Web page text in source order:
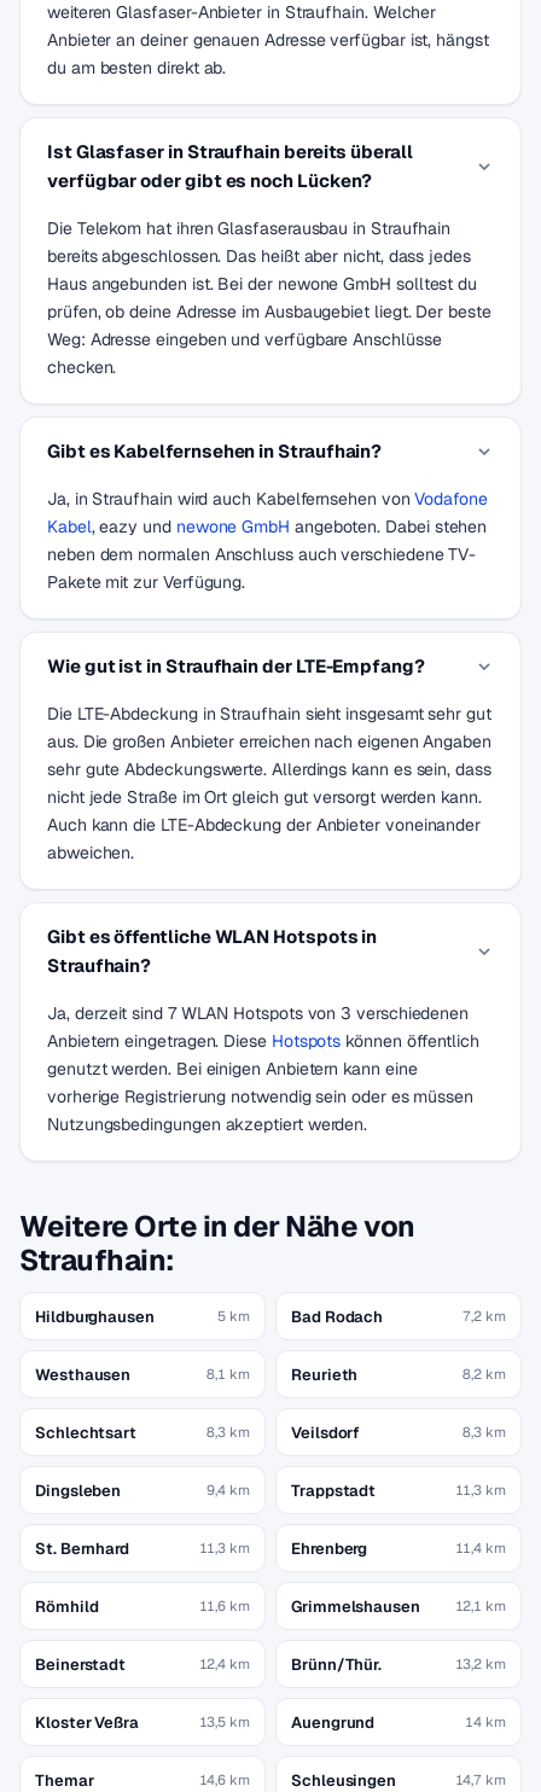
weiteren Glasfaser-Anbieter in Straufhain. Welcher
Anbieter an deiner genauen Adresse verfügbar ist, hängst
du am besten direkt ab.
Ist Glasfaser in Straufhain bereits überall
verfügbar oder gibt es noch Lücken?
Die Telekom hat ihren Glasfaserausbau in Straufhain
bereits abgeschlossen. Das heißt aber nicht, dass jedes
Haus angebunden ist. Bei der newone GmbH solltest du
prüfen, ob deine Adresse im Ausbaugebiet liegt. Der beste
Weg: Adresse eingeben und verfügbare Anschlüsse
checken.
Gibt es Kabelfernsehen in Straufhain?
Ja, in Straufhain wird auch Kabelfernsehen vonVodafone
Kabel, eazy und newone GmbH angeboten. Dabei stehen
neben dem normalen Anschluss auch verschiedene TV-
Pakete mit zur Verfügung.
Wie gut ist in Straufhain der LTE-Empfang?
Die LTE-Abdeckung in Straufhain sieht insgesamt sehr gut
aus. Die großen Anbieter erreichen nach eigenen Angaben
sehr gute Abdeckungswerte. Allerdings kann es sein, dass
nicht jede Straße im Ort gleich gut versorgt werden kann.
Auch kann die LTE-Abdeckung der Anbieter voneinander
abweichen.
Gibt es öffentliche WLAN Hotspots in
Straufhain?
Ja, derzeit sind 7 WLAN Hotspots von 3 verschiedenen
Anbietern eingetragen. Diese Hotspots können öffentlich
genutzt werden. Bei einigen Anbietern kann eine
vorherige Registrierung notwendig sein oder es müssen
Nutzungsbedingungen akzeptiert werden.
Weitere Orte in der Nähe von
Straufhain:
Hildburghausen 5 km Bad Rodach 7,2 km
Westhausen 8,1 km Reurieth 8,2 km
Schlechtsart 8,3 km Veilsdorf 8,3 km
Dingsleben 9,4 km Trappstadt 11,3 km
St. Bernhard 11,3 km Ehrenberg 11,4 km
Römhild 11,6 km Grimmelshausen 12,1 km
Beinerstadt 12,4 km Brünn/Thür. 13,2 km
Kloster Veßra 13,5 km Auengrund 14 km
Themar 14,6 km Schleusingen 14,7 km